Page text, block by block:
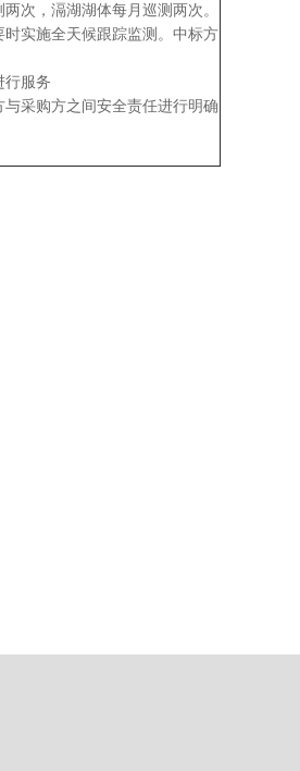
次，滆湖湖体每月巡测两次。
实施全天候跟踪监测。中标方
行服务
采购方之间安全责任进行明确